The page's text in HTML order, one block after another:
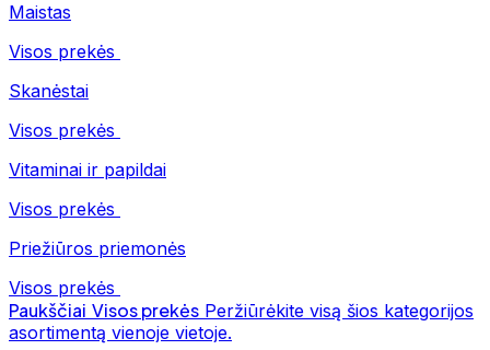
Maistas
Visos prekės
Skanėstai
Visos prekės
Vitaminai ir papildai
Visos prekės
Priežiūros priemonės
Visos prekės
Paukščiai Visos prekės Peržiūrėkite visą šios kategorijos
asortimentą vienoje vietoje.